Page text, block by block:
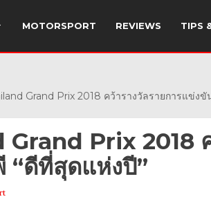
MOTORSPORT REVIEWS TIPS
Grand Prix 2018 คว้ารางวัลรายการแข่งขั
Prix 2018
“ดีที่สุดแห่งปี”